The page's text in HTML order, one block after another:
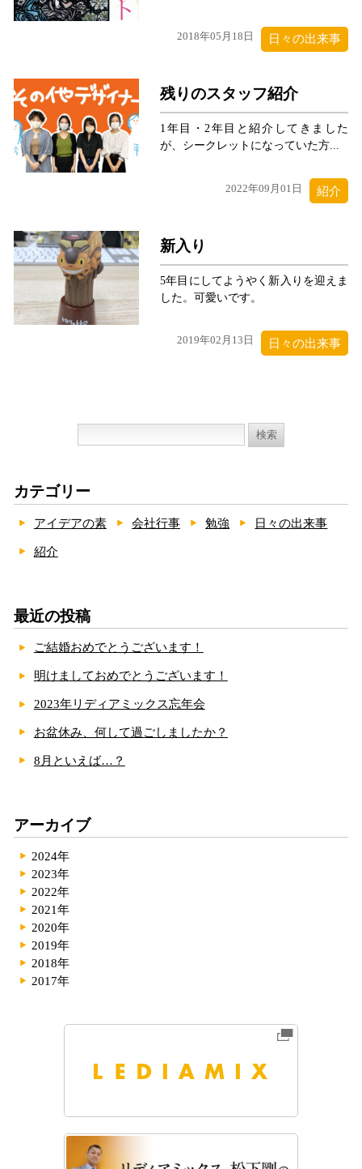
2018年05月18日 日々の出来事
残りのスタッフ紹介
1年目・2年目と紹介してきました
が、シークレットになっていた方...
2022年09月01日 紹介
新入り
5年目にしてようやく新入りを迎えま
した。可愛いです。
2019年02月13日 日々の出来事
検
カテゴリー
アイデアの素 会社行事 勉強 日々の出来事
紹介
最近の投稿
ご結婚おめでとうございます！
明けましておめでとうございます！
2023年リディアミックス忘年会
お盆休み、何して過ごしましたか？
8月といえば…？
アーカイブ
2024年
2023年
2022年
2021年
2020年
2019年
2018年
2017年